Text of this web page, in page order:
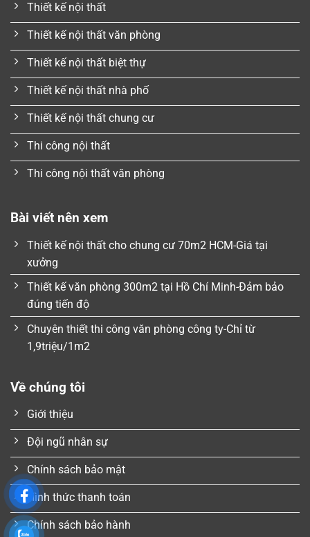
Thiết kế nội thất
Thiết kế nội thất văn phòng
Thiết kế nội thất biệt thự
Thiết kế nội thất nhà phố
Thiết kế nội thất chung cư
Thi công nội thất
Thi công nội thất văn phòng
Bài viết nên xem
Thiết kế nội thất cho chung cư 70m2 HCM-Giá tại
xưởng
Thiết kế văn phòng 300m2 tại Hồ Chí Minh-Đảm bảo
đúng tiến độ
Chuyên thiết thi công văn phòng công ty-Chỉ từ
1,9triệu/1m2
Về chúng tôi
Giới thiệu
Đội ngũ nhân sự
Chính sách bảo mật
Hình thức thanh toán
Chính sách bảo hành